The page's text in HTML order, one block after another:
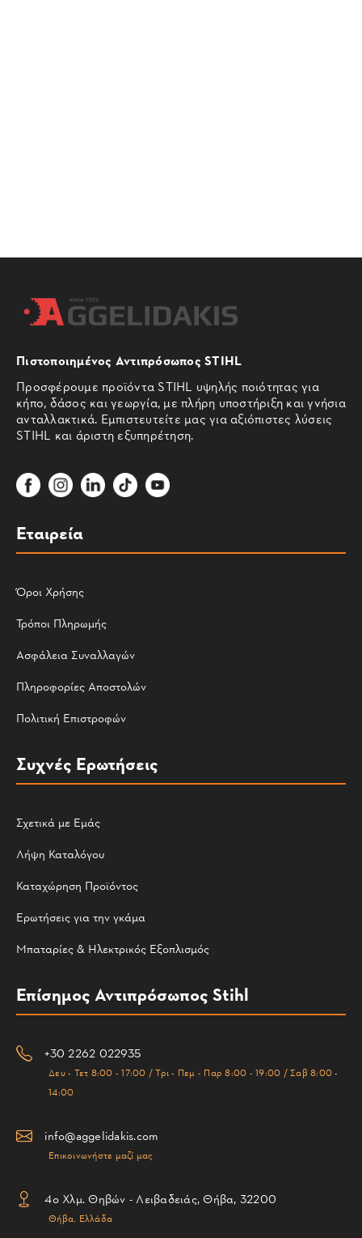
Πιστοποιημένος Αντιπρόσωπος STIHL
Προσφέρουμε προϊόντα STIHL υψηλής ποιότητας για
κήπο, δάσος και γεωργία, με πλήρη υποστήριξη και γνήσια
ανταλλακτικά. Εμπιστευτείτε μας για αξιόπιστες λύσεις
STIHL και άριστη εξυπηρέτηση.
Εταιρεία
Όροι Χρήσης
Τρόποι Πληρωμής
Ασφάλεια Συναλλαγών
Πληροφορίες Αποστολών
Πολιτική Επιστροφών
Συχνές Ερωτήσεις
Σχετικά με Εμάς
Λήψη Καταλόγου
Καταχώρηση Προϊόντος
Ερωτήσεις για την γκάμα
Μπαταρίες & Ηλεκτρικός Εξοπλισμός
Επίσημος Αντιπρόσωπος Stihl
+30 2262 022935
Δευ - Τετ 8:00 - 17:00 / Τρι - Πεμ - Παρ 8:00 - 19:00 / Σαβ 8:00 -
14:00
info@aggelidakis.com
Επικοινωνήστε μαζί μας
4ο Χλμ. Θηβών - Λειβαδειάς, Θήβα, 32200
Θήβα, Ελλάδα